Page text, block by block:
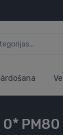
PM80